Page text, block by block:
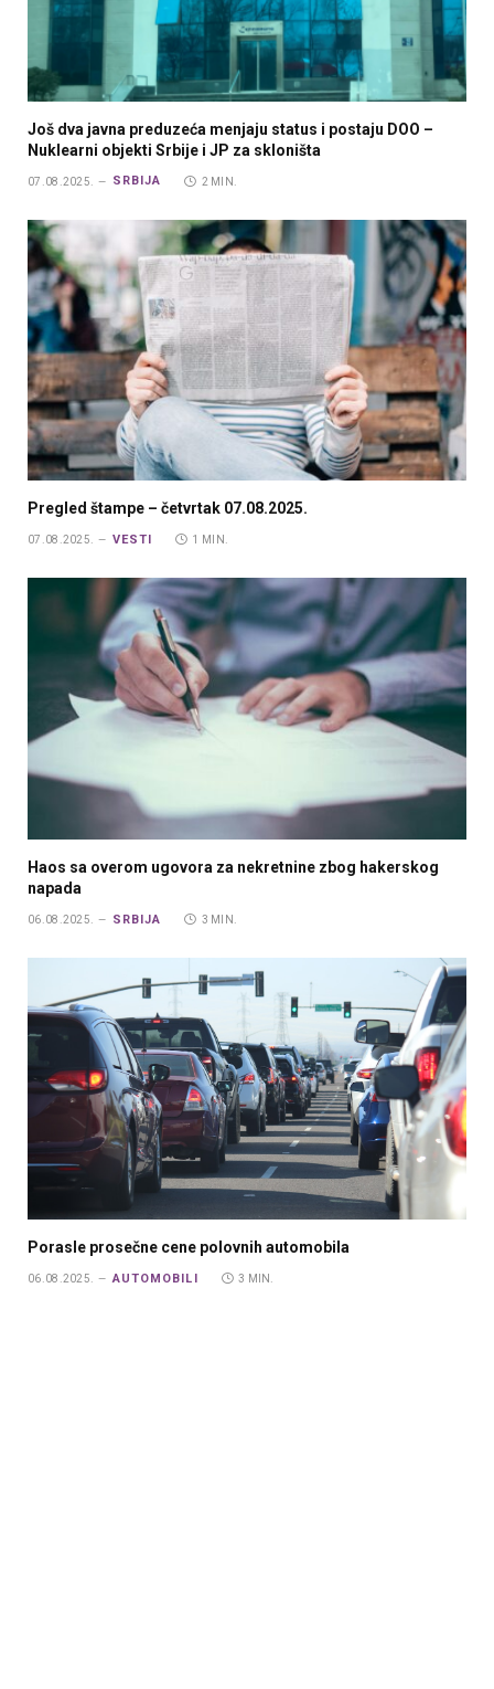
Još dva javna preduzeća menjaju status i postaju DOO –
Nuklearni objekti Srbije i JP za skloništa
07.08.2025. SRBIJA 2 MIN.
Pregled štampe – četvrtak 07.08.2025.
07.08.2025. VESTI 1 MIN.
Haos sa overom ugovora za nekretnine zbog hakerskog
napada
06.08.2025. SRBIJA 3 MIN.
Porasle prosečne cene polovnih automobila
06.08.2025. AUTOMOBILI 3 MIN.